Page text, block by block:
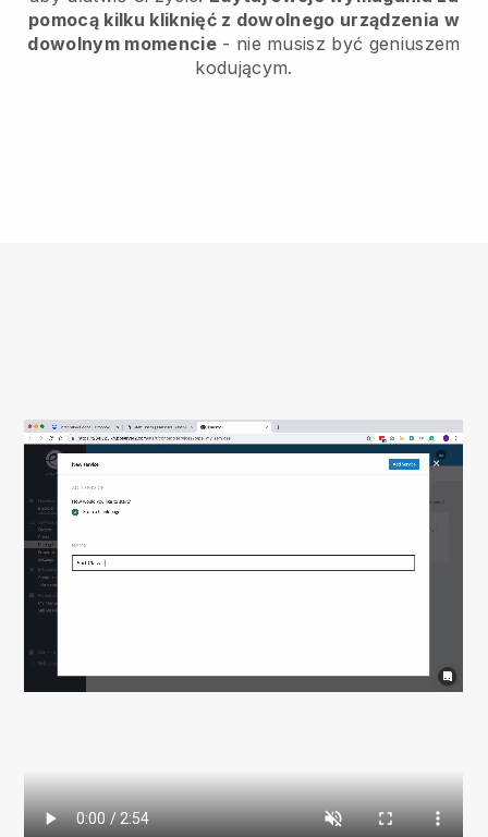
pomocą kilku kliknięć z dowolnego urządzenia w
dowolnym momencie- nie musisz być geniuszem
kodującym.